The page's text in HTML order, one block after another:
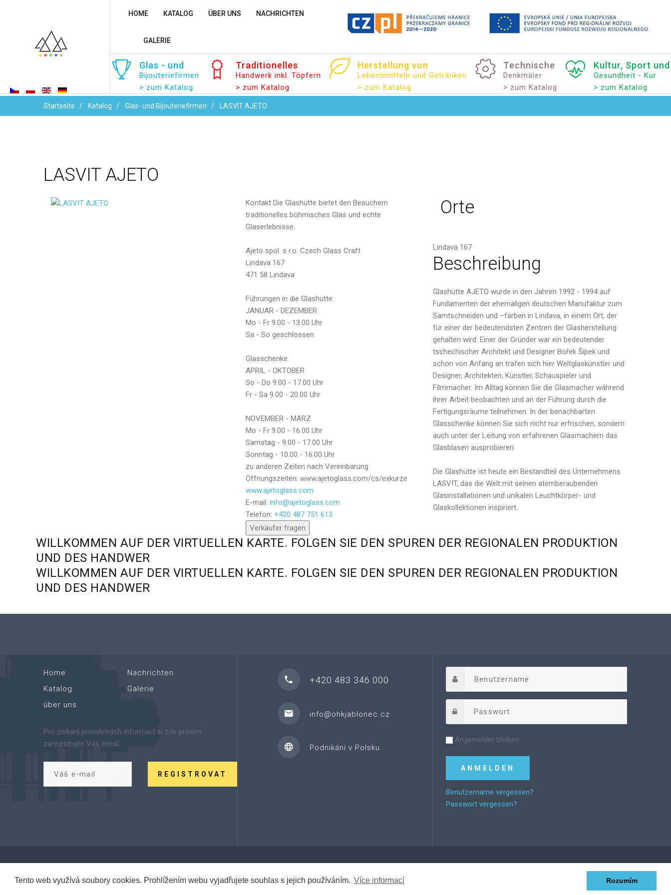
Tento web využívá soubory cookies. Prohlížením webu vyjadřujete souhlas s jejich používáním. Více informací Rozumím
HOME KATALOG ÜBER UNS NACHRICHTEN
GALERIE
Glas - und
Bijouteriefirmen
> zum Katalog
Traditionelles
Handwerk inkl. Töpfern
> zum Katalog
Herstellung von
Lebensmitteln und Getränken
> zum Katalog
Technische
Denkmäler
> zum Katalog
Kultur, Sport und
Gesundheit - Kur
> zum Katalog
Startseite Katalog Glas- und Bijouteriefirmen LASVIT AJETO
LASVIT AJETO
Kontakt Die Glashütte bietet den Besuchern
traditionelles böhmisches Glas und echte
Glaserlebnisse.
Ajeto spol. s r.o. Czech Glass Craft
Lindava 167
471 58 Lindava
Führungen in die Glashütte:
JANUAR - DEZEMBER
Mo - Fr 9.00 - 13.00 Uhr
Sa - So geschlossen
Glasschenke:
APRIL - OKTOBER
So - Do 9.00 - 17.00 Uhr
Fr - Sa 9.00 - 20.00 Uhr
NOVEMBER - MÄRZ
Mo - Fr 9.00 - 16.00 Uhr
Samstag - 9.00 - 17.00 Uhr
Sonntag - 10.00 - 16.00 Uhr
zu anderen Zeiten nach Vereinbarung
Öffnungszeiten: www.ajetoglass.com/cs/exkurze
www.ajetoglass.com
E-mail: info@ajetoglass.com
Telefon: +420 487 751 613
Verkäufer fragen
Email
Nachricht
Senden
Orte
Lindava 167
Beschreibung
Glashütte AJETO wurde in den Jahren 1992 - 1994 auf
Fundamenten der ehemaligen deutschen Manufaktur zum
Samtschneiden und –färben in Lindava, in einem Ort, der
für einer der bedeutendsten Zentren der Glasherstellung
gehalten wird. Einer der Gründer war ein bedeutender
tschechischer Architekt und Designer Bořek Šípek und
schon von Anfang an trafen sich hier Weltglaskünstler und
Designer, Architekten, Künstler, Schauspieler und
Filmmacher. Im Alltag können Sie die Glasmacher während
ihrer Arbeit beobachten und an der Führung durch die
Fertigungsräume teilnehmen. In der benachbarten
Glasschenke können Sie sich nicht nur erfrischen, sondern
auch unter der Leitung von erfahrenen Glasmachern das
Glasblasen ausprobieren.
Die Glashütte ist heute ein Bestandteil des Unternehmens
LASVIT, das die Welt mit seinen atemberaubenden
Glasinstallationen und unikalen Leuchtkörper- und
Glaskollektionen inspiriert.
WILLKOMMEN AUF DER VIRTUELLEN KARTE. FOLGEN SIE DEN SPUREN DER REGIONALEN PRODUKTION
UND DES HANDWER
WILLKOMMEN AUF DER VIRTUELLEN KARTE. FOLGEN SIE DEN SPUREN DER REGIONALEN PRODUKTION
UND DES HANDWER
Home
Katalog
über uns
Nachrichten
Galerie
Pro získání pravidelných informací si zde prosím
zaregistrujte Váš email:
REGISTROVAT
+420 483 346 000
info@ohkjablonec.cz
Podnikání v Polsku
Angemeldet bleiben
Benutzername vergessen?
Passwort vergessen?